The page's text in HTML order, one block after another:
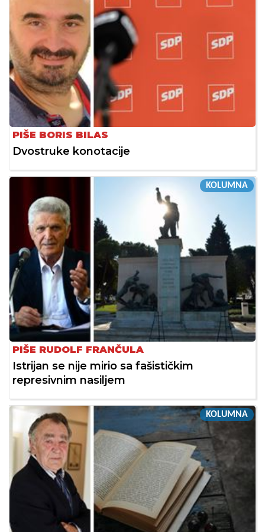
PIŠE BORIS BILAS
Dvostruke konotacije
KOLUMNA
PIŠE RUDOLF FRANČULA
Istrijan se nije mirio sa fašističkim
represivnim nasiljem
KOLUMNA